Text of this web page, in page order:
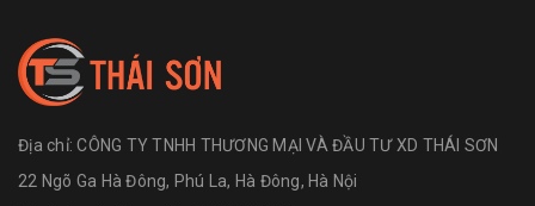
Địa chỉ:CÔNG TY TNHH THƯƠNG MẠI VÀ ĐẦU TƯ XD THÁI SƠN
22 Ngõ Ga Hà Đông, Phú La, Hà Đông, Hà Nội